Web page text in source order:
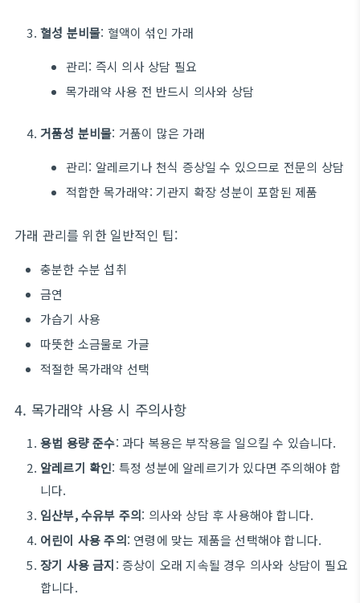
혈성 분비물: 혈액이 섞인 가래
관리: 즉시 의사 상담 필요
목가래약 사용 전 반드시 의사와 상담
거품성 분비물: 거품이 많은 가래
관리: 알레르기나 천식 증상일 수 있으므로 전문의 상담
적합한 목가래약: 기관지 확장 성분이 포함된 제품
가래 관리를 위한 일반적인 팁:
충분한 수분 섭취
금연
가습기 사용
따뜻한 소금물로 가글
적절한 목가래약 선택
4. 목가래약 사용 시 주의사항
용법 용량 준수: 과다 복용은 부작용을 일으킬 수 있습니다.
알레르기 확인: 특정 성분에 알레르기가 있다면 주의해야 합
니다.
임산부, 수유부 주의: 의사와 상담 후 사용해야 합니다.
어린이 사용 주의: 연령에 맞는 제품을 선택해야 합니다.
장기 사용 금지: 증상이 오래 지속될 경우 의사와 상담이 필요
합니다.